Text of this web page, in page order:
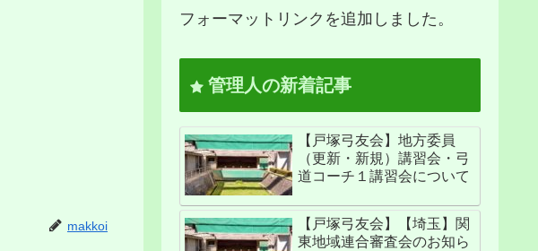
makkoi
フォーマットリンクを追加しました。
管理人の新着記事
【戸塚弓友会】地方委員
（更新・新規）講習会・弓
道コーチ１講習会について
【戸塚弓友会】【埼玉】関
東地域連合審査会のお知ら